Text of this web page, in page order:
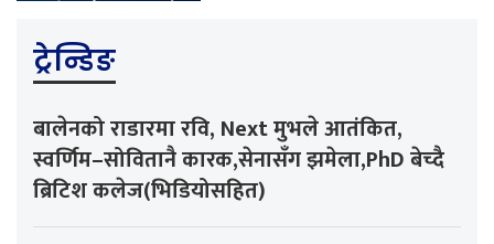
ट्रेन्डिङ
बालेनको राडारमा रवि, Next मुभले आतंकित,
स्वर्णिम–सोवितानै कारक,सेनासँग झमेला,PhD बेच्दै
ब्रिटिश कलेज(भिडियोसहित)